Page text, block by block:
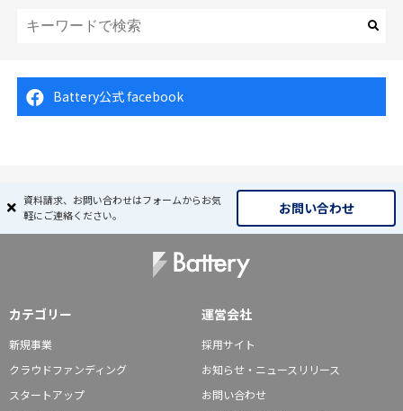
Battery公式 facebook
資料請求、お問い合わせはフォームからお気
軽にご連絡ください。
お問い合わせ
カテゴリー
新規事業
クラウドファンディング
スタートアップ
運営会社
採用サイト
お知らせ・ニュースリリース
お問い合わせ